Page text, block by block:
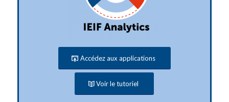
Accédez aux applications
Voir le tutoriel